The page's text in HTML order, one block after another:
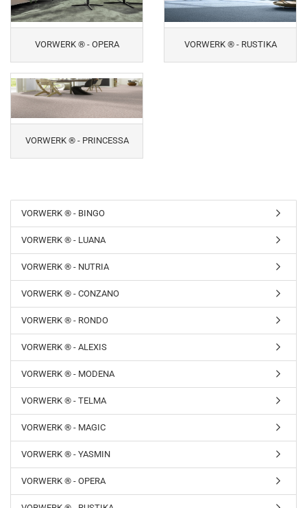
VORWERK ® - OPERA VORWERK ® - RUSTIKA
VORWERK ® - PRINCESSA
VORWERK ® - BINGO
VORWERK ® - LUANA
VORWERK ® - NUTRIA
VORWERK ® - CONZANO
VORWERK ® - RONDO
VORWERK ® - ALEXIS
VORWERK ® - MODENA
VORWERK ® - TELMA
VORWERK ® - MAGIC
VORWERK ® - YASMIN
VORWERK ® - OPERA